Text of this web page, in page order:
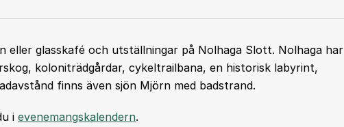
eller glasskafé och utställningar på Nolhaga Slott. Nolhaga har
koloniträdgårdar, cykeltrailbana, en historisk labyrint,
finns även sjön Mjörn med badstrand.
i evenemangskalendern.